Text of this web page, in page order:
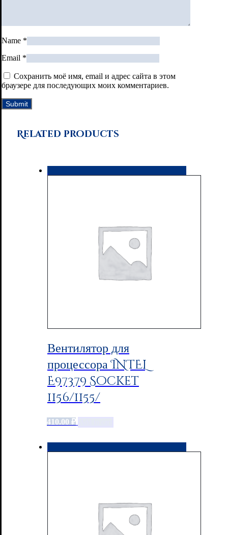
Name *
Email *
Сохранить моё имя, email и адрес сайта в этом
браузере для последующих моих комментариев.
Related products
Вентилятор для
процессора INTEL
E97379 Socket
1156/1155/
410.00 ₽